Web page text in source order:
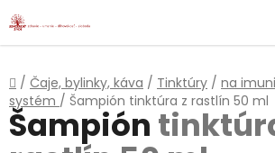
Prejsť
na
Domov
/ Čaje, bylinky, káva / Tinktúry / na
systém / Šampión tinktúra z rastlín 50 ml
Šampión